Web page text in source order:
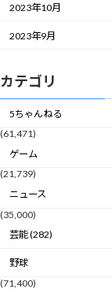
2023年10月
2023年9月
カテゴリ
5ちゃんねる
(61,471)
ゲーム
(21,739)
ニュース
(35,000)
芸能 (282)
野球
(71,400)